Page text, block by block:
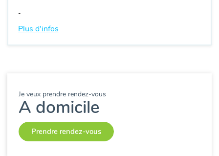
-
Plus d'infos
Je veux prendre rendez-vous
A domicile
Prendre rendez-vous